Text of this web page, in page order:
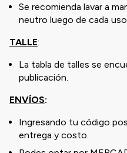
Se recomienda lavar a
neutro luego de cada
TALLE:
La tabla de talles se
publicación.
ENVÍOS:
Ingresando tu código
entrega y costo.